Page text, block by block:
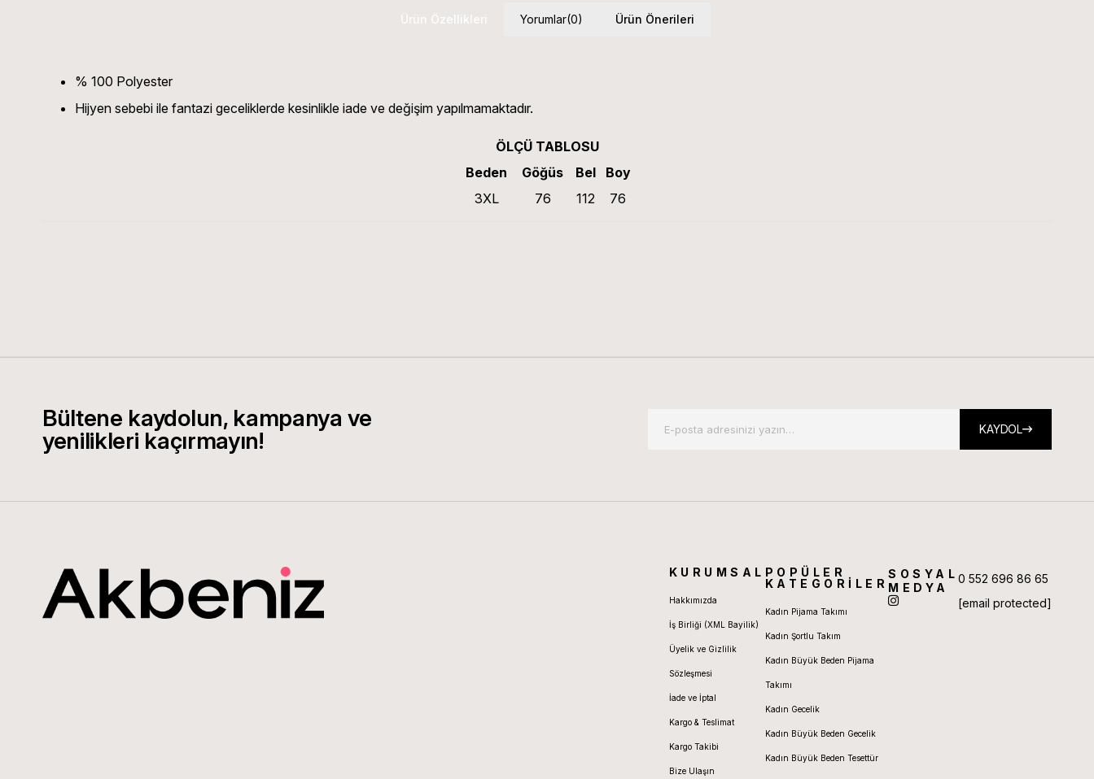
Ürün Özellikleri Yorumlar(0) Ürün Önerileri
% 100 Polyester
Hijyen sebebi ile fantazi geceliklerde kesinlikle iade ve değişim yapılmamaktadır.
ÖLÇÜ TABLOSU
Beden
Göğüs Bel
Boy
3XL
76 112 76
Bültene kaydolun, kampanya ve
yenilikleri kaçırmayın!
KAYDOL
KURUMSAL
Hakkımızda
İş Birliği (XML Bayilik)
Üyelik ve Gizlilik
Sözleşmesi
İade ve İptal
Kargo & Teslimat
Kargo Takibi
Bize Ulaşın
POPÜLER
KATEGORİLER
Kadın Pijama Takımı
Kadın Şortlu Takım
Kadın Büyük Beden Pijama
Takımı
Kadın Gecelik
Kadın Büyük Beden Gecelik
Kadın Büyük Beden Tesettür
SOSYAL
MEDYA
0 552 696 86 65
[email protected]